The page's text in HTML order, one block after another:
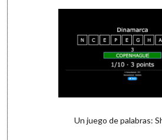
Un juego de palabras: